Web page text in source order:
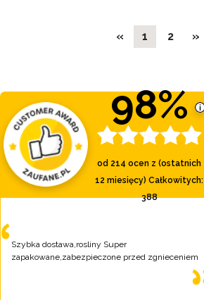
« 1 2 »
98%
od 214 ocen z (ostatnich
12 miesięcy) Całkowitych:
388
Szybka dostawa,rosliny Super
zapakowane,zabezpieczone przed zgnieceniem